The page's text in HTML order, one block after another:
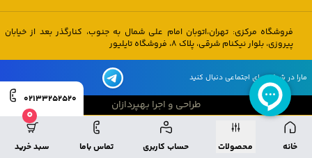
خانه محصولات حساب کاربری تماس باما
0
سبد خرید
02133252520
فروشگاه مرکزی: تهران،اتوبان امام علی شمال به جنوب، کنارگذر بعد از خیابان
پیروزی، بلوار نیکنام شرقی، پلاک 8، فروشگاه تایلیور
مارا در شبکه های اجتماعی دنبال کنید
طراحی و اجرا بهپردازان
طراحی و اجرا بهپردازان